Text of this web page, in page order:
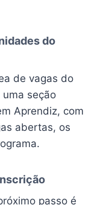
do
de vagas do
seção
Aprendiz, com
abertas, os
passo é